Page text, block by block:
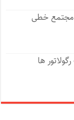
مجتمع خطی
ها